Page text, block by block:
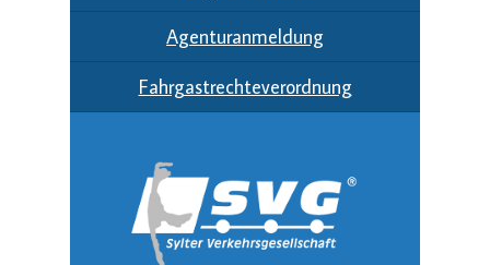
Agenturanmeldung
Fahrgastrechteverordnung